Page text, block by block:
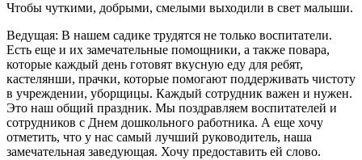
Чтобы чуткими, добрыми, смелыми выходили в свет малыши.
Ведущая: В нашем садике трудятся не только воспитатели.
Есть еще и их замечательные помощники, а также повара,
которые каждый день готовят вкусную еду для ребят,
кастелянши, прачки, которые помогают поддерживать чистоту
в учреждении, уборщицы. Каждый сотрудник важен и нужен.
Это наш общий праздник. Мы поздравляем воспитателей и
сотрудников с Днем дошкольного работника. А еще хочу
отметить, что у нас самый лучший руководитель, наша
замечательная заведующая. Хочу предоставить ей слово.